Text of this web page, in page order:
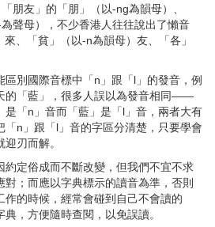
朋友」的「朋」（以-ng為韻母）、
為聲母），不少香港人往往說出了懶音
、「貧」（以-n為韻母）友、「各」
別國際音標中「n」跟「l」的發音，例
的「藍」，很多人誤以為發音相同——
是「n」音而「藍」是「l」音，兩者大有
「n」跟「l」音的字區分清楚，只要學會
刃而解。
約定俗成而不斷改變，但我們不宜不求
；而應以字典標示的讀音為準，否則
作的時候，經常會碰到自己不會讀的
，方便隨時查閱，以免誤讀。